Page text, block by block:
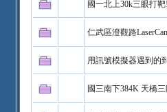
國一北上30k三眼打靶!
仁武區澄觀路
用訊號模擬器遇到的
國三南下384K 天橋